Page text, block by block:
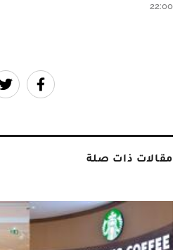
22:00
مقالات ذات صلة